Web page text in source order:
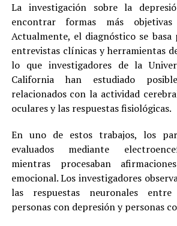
La investigación sobre la
encontrar formas más
Actualmente, el diagnóstico se
entrevistas clínicas y herramientas
lo que investigadores de la
California han estudiado
relacionados con la actividad
oculares y las respuestas fisiológicas.
En uno de estos trabajos, los
evaluados mediante
mientras procesaban
emocional. Los investigadores
las respuestas neuronales entre
personas con depresión y personas